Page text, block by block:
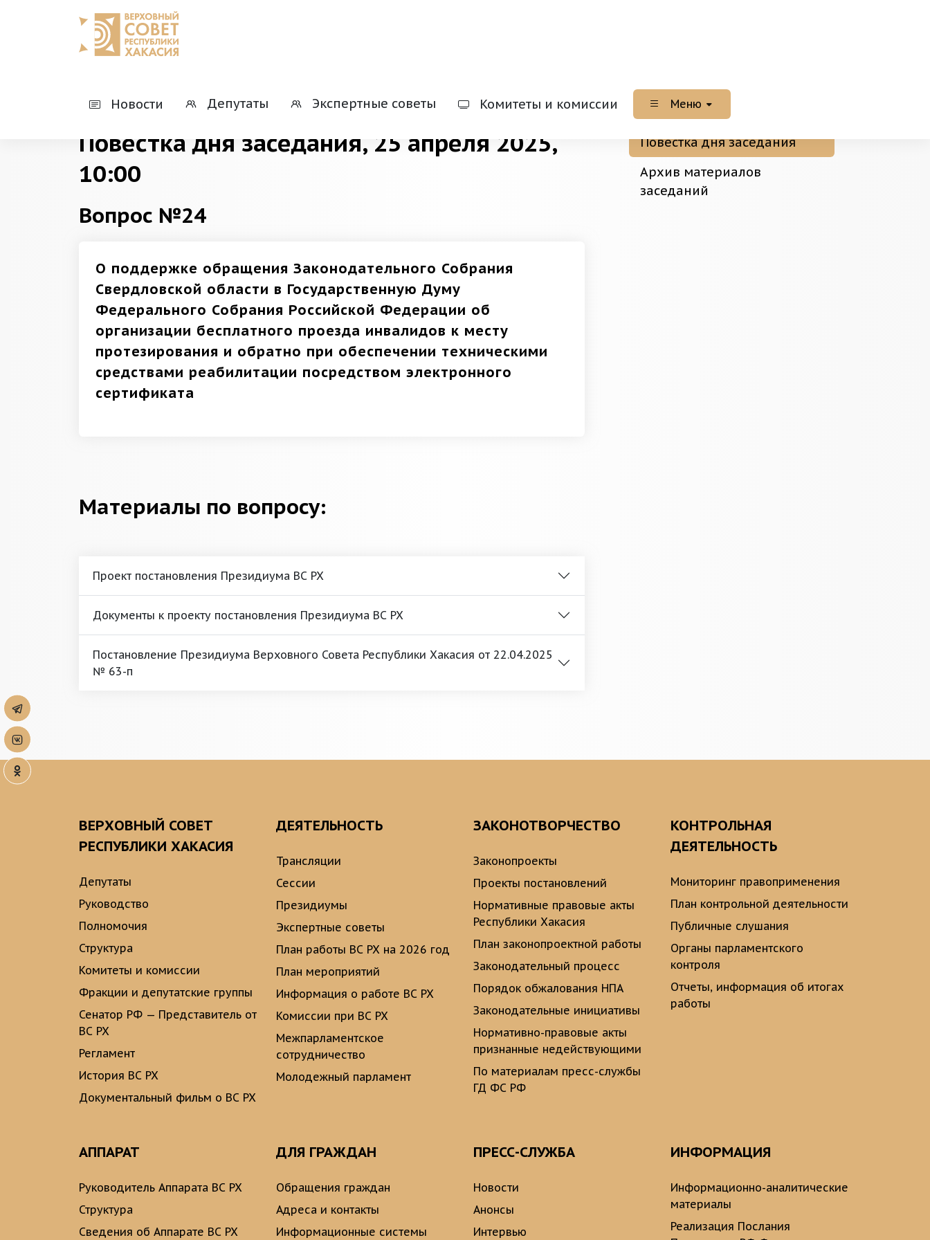
Новости Депутаты Экспертные советы Комитеты и комиссии Меню
Повестка дня заседания
Архив материалов
заседаний
Повестка дня заседания, 25 апреля 2025,
10:00
Вопрос №24
О поддержке обращения Законодательного Собрания
Свердловской области в Государственную Думу
Федерального Собрания Российской Федерации об
организации бесплатного проезда инвалидов к месту
протезирования и обратно при обеспечении техническими
средствами реабилитации посредством электронного
сертификата
Материалы по вопросу:
Проект постановления Президиума ВС РХ
Документы к проекту постановления Президиума ВС РХ
Постановление Президиума Верховного Совета Республики Хакасия от 22.04.2025
№ 63-п
ВЕРХОВНЫЙ СОВЕТ
РЕСПУБЛИКИ ХАКАСИЯ
Депутаты
Руководство
Полномочия
Структура
Комитеты и комиссии
Фракции и депутатские группы
Сенатор РФ — Представитель от
ВС РХ
Регламент
История ВС РХ
Документальный фильм о ВС РХ
ДЕЯТЕЛЬНОСТЬ
Трансляции
Сессии
Президиумы
Экспертные советы
План работы ВС РХ на 2026 год
План мероприятий
Информация о работе ВС РХ
Комиссии при ВС РХ
Межпарламентское
сотрудничество
Молодежный парламент
ЗАКОНОТВОРЧЕСТВО
Законопроекты
Проекты постановлений
Нормативные правовые акты
Республики Хакасия
План законопроектной работы
Законодательный процесс
Порядок обжалования НПА
Законодательные инициативы
Нормативно-правовые акты
признанные недействующими
По материалам пресс-службы
ГД ФС РФ
КОНТРОЛЬНАЯ
ДЕЯТЕЛЬНОСТЬ
Мониторинг правоприменения
План контрольной деятельности
Публичные слушания
Органы парламентского
контроля
Отчеты, информация об итогах
работы
АППАРАТ
Руководитель Аппарата ВС РХ
Структура
Сведения об Аппарате ВС РХ
ДЛЯ ГРАЖДАН
Обращения граждан
Адреса и контакты
Информационные системы
ПРЕСС-СЛУЖБА
Новости
Анонсы
Интервью
ИНФОРМАЦИЯ
Информационно-аналитические
материалы
Реализация Послания